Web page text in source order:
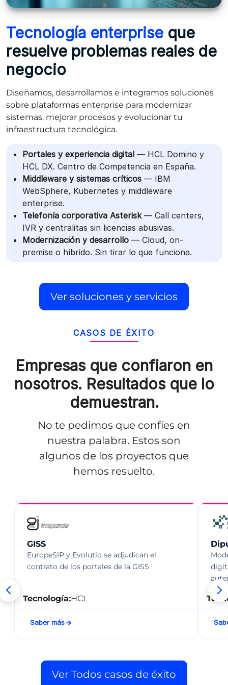
Tecnología enterprise que
resuelve problemas reales de
negocio
Diseñamos, desarrollamos e integramos soluciones
sobre plataformas enterprise para modernizar
sistemas, mejorar procesos y evolucionar tu
infraestructura tecnológica.
Portales y experiencia digital — HCL Domino y
HCL DX. Centro de Competencia en España.
Middleware y sistemas críticos — IBM
WebSphere, Kubernetes y middleware
enterprise.
Telefonía corporativa Asterisk— Call centers,
IVR y centralitas sin licencias abusivas.
Modernización y desarrollo — Cloud, on-
premise o híbrido. Sin tirar lo que funciona.
Ver soluciones y servicios
CASOS DE ÉXITO
Empresas que confiaron en
nosotros. Resultados que lo
demuestran.
No te pedimos que confíes en
nuestra palabra. Estos son
algunos de los proyectos que
hemos resuelto.
GISS
EuropeSIP y Evolutio se adjudican el
contrato de los portales de la GISS
Tecnología:HCL
Saber más
Ver Todos casos de éxito